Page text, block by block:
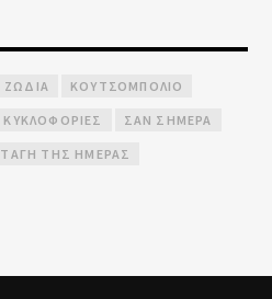
ΖΏΔΙΑ ΚΟΥΤΣΟΜΠΟΛΙΌ
ΣΑΝ ΣΉΜΕΡΑ
ΤΗΣ ΗΜΈΡΑΣ